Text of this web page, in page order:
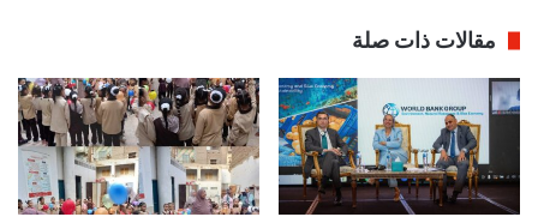
مقالات ذات صلة